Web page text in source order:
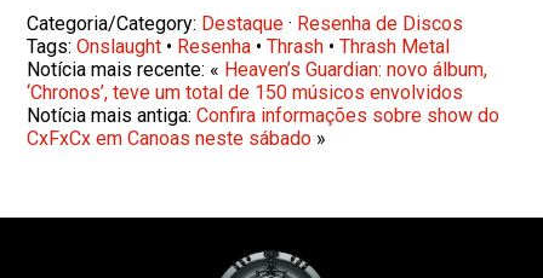
Categoria/Category: Destaque · Resenha de Discos
Tags:Onslaught • Resenha •Thrash •Thrash Metal
Notícia mais recente: « Heaven’s Guardian: novo álbum,
‘Chronos’, teve um total de 150 músicos envolvidos
Notícia mais antiga:Confira informações sobre show do
CxFxCx em Canoas neste sábado »